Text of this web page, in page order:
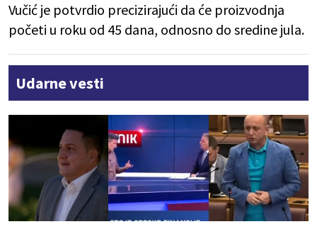
Vučić je potvrdio precizirajući da će proizvodnja
početi u roku od 45 dana, odnosno do sredine jula.
Udarne vesti